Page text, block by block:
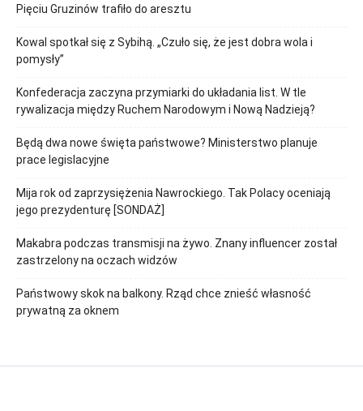
Pięciu Gruzinów trafiło do aresztu
Kowal spotkał się z Sybihą. „Czuło się, że jest dobra wola i
pomysły”
Konfederacja zaczyna przymiarki do układania list. W tle
rywalizacja między Ruchem Narodowym i Nową Nadzieją?
Będą dwa nowe święta państwowe? Ministerstwo planuje
prace legislacyjne
Mija rok od zaprzysiężenia Nawrockiego. Tak Polacy oceniają
jego prezydenturę [SONDAŻ]
Makabra podczas transmisji na żywo. Znany influencer został
zastrzelony na oczach widzów
Państwowy skok na balkony. Rząd chce znieść własność
prywatną za oknem